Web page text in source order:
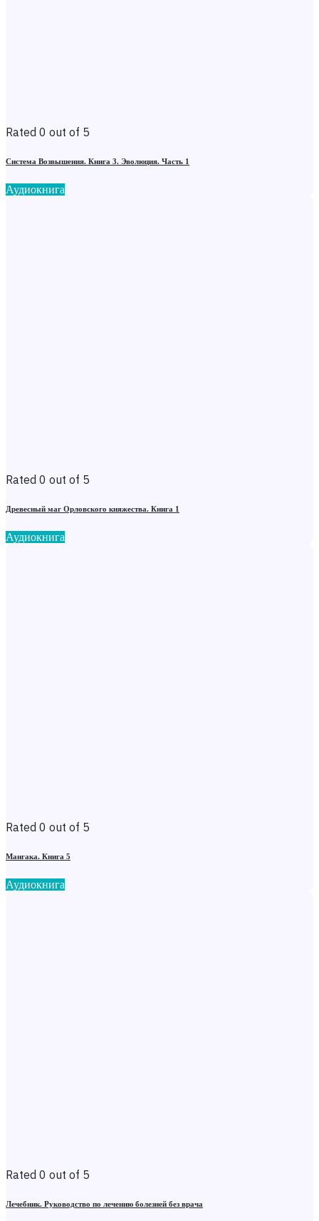
Rated 0 out of 5
Система Возвышения. Книга 3. Эволюция. Часть 1
Аудиокнига
Rated 0 out of 5
Древесный маг Орловского княжества. Книга 1
Аудиокнига
Rated 0 out of 5
Мангака. Книга 5
Аудиокнига
Rated 0 out of 5
Лечебник. Руководство по лечению болезней без врача